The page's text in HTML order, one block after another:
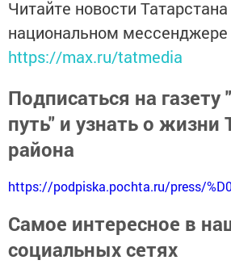
Читайте новости
национальном
https://max.ru/tatmedia
Подписаться на
путь" и узнать о жизни
района
https://podpiska.pochta.ru/press/
Самое интересное в
социальных сетях